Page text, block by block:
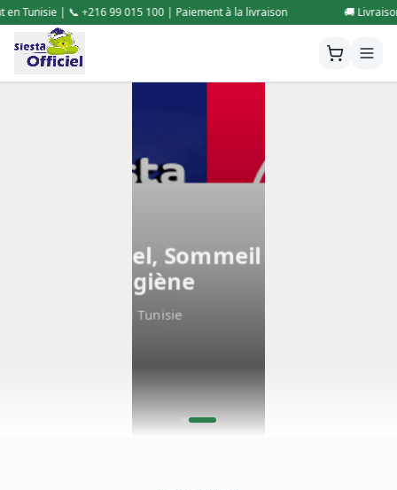
100 | Paiement à la livraison 🚚 Livraison gratuite partout en
Sommeil Hygiène
Matelas numéro 1 en Tunisie